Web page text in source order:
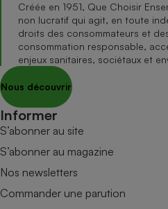
Créée en 1951, Que Choisir
non lucratif qui agit, en toute
droits des consommateurs et
consommation responsable,
enjeux sanitaires, sociétaux et
Nous découvrir
Informer
S’abonner au site
S’abonner au magazine
Nos newsletters
Commander une parution